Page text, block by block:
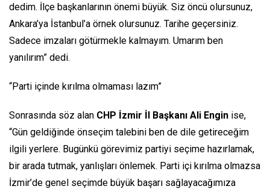
dedim. İlçe başkanlarının önemi büyük. Siz öncü olursunuz,
Ankara’ya İstanbul’a örnek olursunuz. Tarihe geçersiniz.
Sadece imzaları götürmekle kalmayım. Umarım ben
yanılırım” dedi.
“Parti içinde kırılma olmaması lazım”
Sonrasında söz alan CHP İzmir İl Başkanı Ali Engin ise,
“Gün geldiğinde önseçim talebini ben de dile getireceğim
ilgili yerlere. Bugünkü görevimiz partiyi seçime hazırlamak,
bir arada tutmak, yanlışları önlemek. Parti içi kırılma olmazsa
İzmir’de genel seçimde büyük başarı sağlayacağımıza